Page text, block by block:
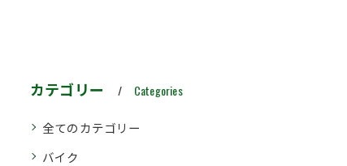
カテゴリー Categories
全てのカテゴリー
バイク